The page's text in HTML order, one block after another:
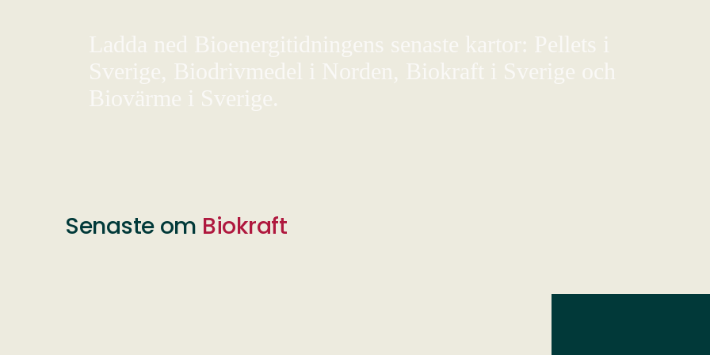
Ladda ned Bioenergitidningens senaste kartor: Pellets i
Sverige, Biodrivmedel i Norden, Biokraft i Sverige och
Biovärme i Sverige.
Senaste om Biokraft